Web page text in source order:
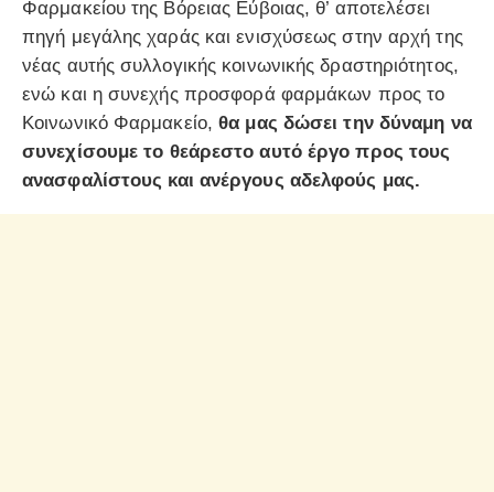
Φαρμακείου της Βόρειας Εύβοιας, θ’ αποτελέσει
πηγή μεγάλης χαράς και ενισχύσεως στην αρχή της
νέας αυτής συλλογικής κοινωνικής δραστηριότητος,
ενώ και η συνεχής προσφορά φαρμάκων προς το
Κοινωνικό Φαρμακείο,θα μας δώσει την δύναμη να
συνεχίσουμε το θεάρεστο αυτό έργο προς τους
ανασφαλίστους και ανέργους αδελφούς μας.